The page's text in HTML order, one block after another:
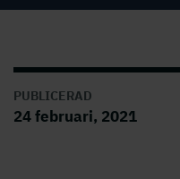
PUBLICERAD
24 februari, 2021